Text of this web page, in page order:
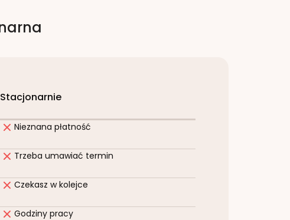
Stacjonarnie
Nieznana płatność
Trzeba umawiać termin
Czekasz w kolejce
Godziny pracy